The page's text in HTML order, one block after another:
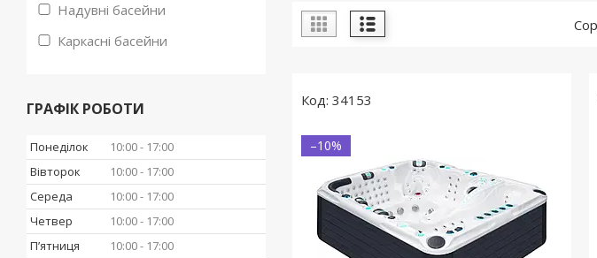
34153
–10%
Надувні басейни
Каркасні басейни
ГРАФІК РОБОТИ
Понеділок 10:00
17:00
Вівторок
10:00
17:00
Середа
10:00
17:00
Четвер
10:00
17:00
Пʼятниця
10:00
17:00